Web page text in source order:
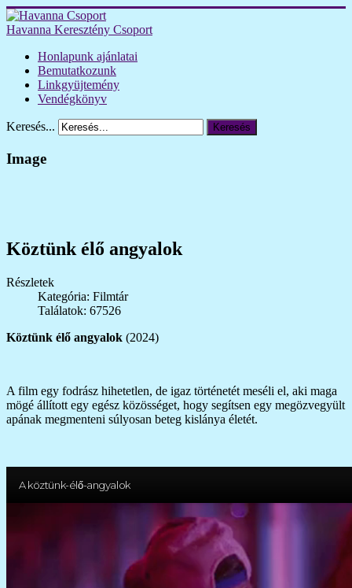
Havanna Keresztény Csoport
Honlapunk ajánlatai
Bemutatkozunk
Linkgyüjtemény
Vendégkönyv
Keresés... Keresés
Image
Köztünk élő angyalok
Részletek
Kategória: Filmtár
Találatok: 67526
Köztünk élő angyalok (2024)
A film egy fodrász hihetetlen, de igaz történetét meséli el, aki maga
mögé állított egy egész közösséget, hogy segítsen egy megözvegyült
apának megmenteni súlyosan beteg kislánya életét.